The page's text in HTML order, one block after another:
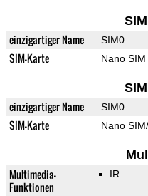
einzigartiger Name SIM0
SIM-Karte Nano SIM
einzigartiger Name SIM0
SIM-Karte Nano
Multimedia-
Funktionen
IR